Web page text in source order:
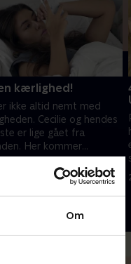
Om
kærlighed!
ikke altid nemt med
Cecilie og hendes
er lige gået fra
Her kommer
på banen med
skuldre
2017 • 28 min